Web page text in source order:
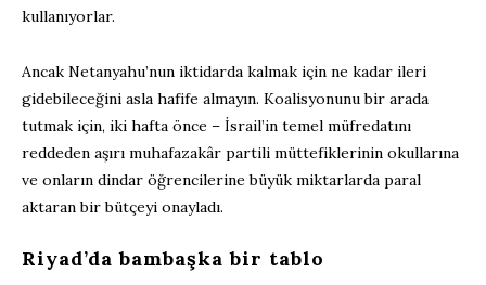
kullanıyorlar.
Ancak Netanyahu’nun iktidarda kalmak için ne kadar ileri
gidebileceğini asla hafife almayın. Koalisyonunu bir arada
tutmak için, iki hafta önce – İsrail’in temel müfredatını
reddeden aşırı muhafazakâr partili müttefiklerinin okullarına
ve onların dindar öğrencilerine büyük miktarlarda paral
aktaran bir bütçeyi onayladı.
Riyad’da bambaşka bir tablo